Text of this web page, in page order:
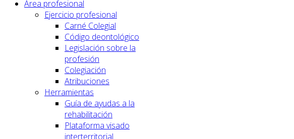
Área profesional
Ejercicio profesional
Carné Colegial
Código deontológico
Legislación sobre la
profesión
Colegiación
Atribuciones
Herramientas
Guía de ayudas a la
rehabilitación
Plataforma visado
interterritorial